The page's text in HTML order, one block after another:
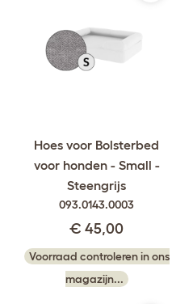
Hoes voor Bolsterbed
voor honden - Small -
Steengrijs
093.0143.0003
€ 45,00
Voorraad controleren in ons
magazijn...